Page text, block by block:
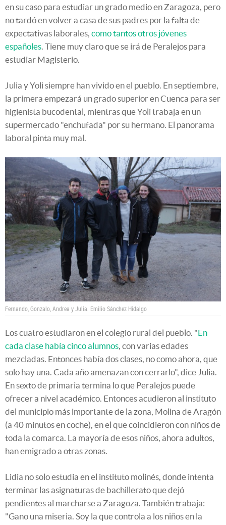
en su caso para estudiar un grado medio en Zaragoza, pero
no tardó en volver a casa de sus padres por la falta de
expectativas laborales, como tantos otros jóvenes
españoles . Tiene muy claro que se irá de Peralejos para
estudiar Magisterio.
Julia y Yoli siempre han vivido en el pueblo. En septiembre,
la primera empezará un grado superior en Cuenca para ser
higienista bucodental, mientras que Yoli trabaja en un
supermercado "enchufada" por su hermano. El panorama
laboral pinta muy mal.
Fernando, Gonzalo, Andrea y Julia. Emilio Sánchez Hidalgo
Los cuatro estudiaron en el colegio rural del pueblo. "En
cada clase había cinco alumnos, con varias edades
mezcladas. Entonces había dos clases, no como ahora, que
solo hay una. Cada año amenazan con cerrarlo", dice Julia.
En sexto de primaria termina lo que Peralejos puede
ofrecer a nivel académico. Entonces acudieron al instituto
del municipio más importante de la zona, Molina de Aragón
(a 40 minutos en coche), en el que coincidieron con niños de
toda la comarca. La mayoría de esos niños, ahora adultos,
han emigrado a otras zonas.
Lidia no solo estudia en el instituto molinés, donde intenta
terminar las asignaturas de bachillerato que dejó
pendientes al marcharse a Zaragoza. También trabaja:
"Gano una miseria. Soy la que controla a los niños en la